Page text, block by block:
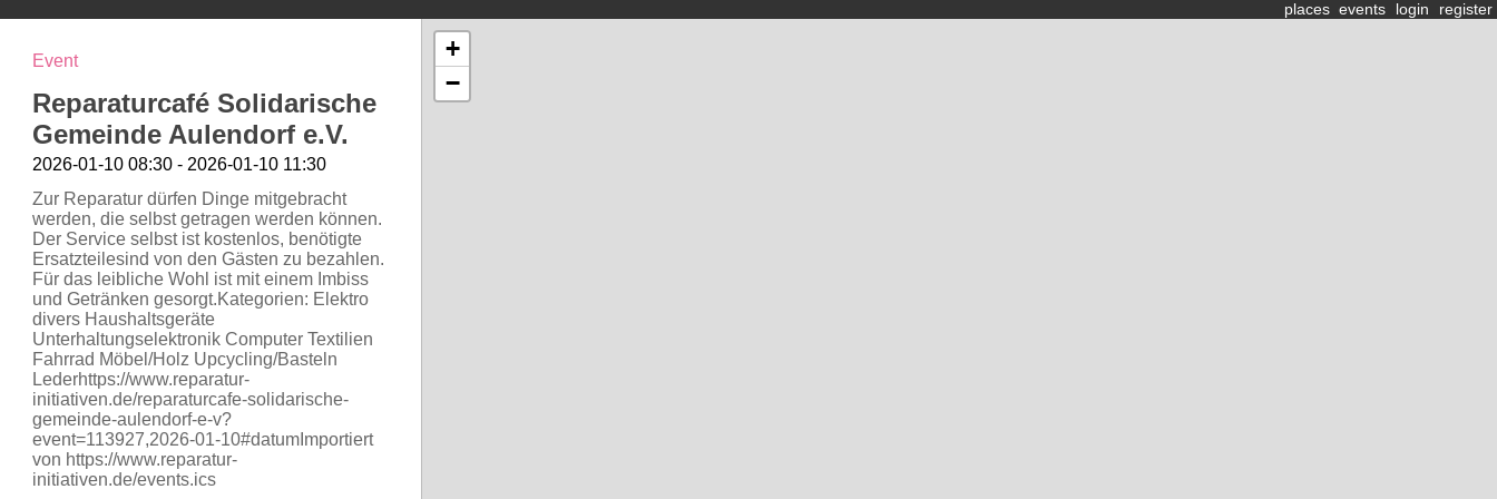
places events login register
Event
Reparaturcafé Solidarische
Gemeinde Aulendorf e.V.
2026-01-10 08:30 - 2026-01-10 11:30
Zur Reparatur dürfen Dinge mitgebracht
werden, die selbst getragen werden können.
Der Service selbst ist kostenlos, benötigte
Ersatzteilesind von den Gästen zu bezahlen.
Für das leibliche Wohl ist mit einem Imbiss
und Getränken gesorgt.Kategorien: Elektro
divers Haushaltsgeräte
Unterhaltungselektronik Computer Textilien
Fahrrad Möbel/Holz Upcycling/Basteln
Lederhttps://www.reparatur-
initiativen.de/reparaturcafe-solidarische-
gemeinde-aulendorf-e-v?
event=113927,2026-01-10#datumImportiert
von https://www.reparatur-
initiativen.de/events.ics
+
−